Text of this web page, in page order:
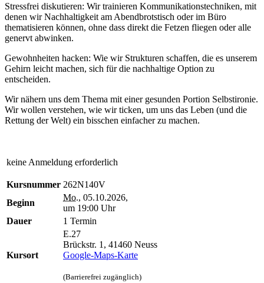
Stressfrei diskutieren: Wir trainieren Kommunikationstechniken, mit
denen wir Nachhaltigkeit am Abendbrotstisch oder im Büro
thematisieren können, ohne dass direkt die Fetzen fliegen oder alle
genervt abwinken.
Gewohnheiten hacken: Wie wir Strukturen schaffen, die es unserem
Gehirn leicht machen, sich für die nachhaltige Option zu
entscheiden.
Wir nähern uns dem Thema mit einer gesunden Portion Selbstironie.
Wir wollen verstehen, wie wir ticken, um uns das Leben (und die
Rettung der Welt) ein bisschen einfacher zu machen.
keine Anmeldung erforderlich
Kursnummer 262N140V
Beginn
Mo., 05.10.2026,
um 19:00 Uhr
Dauer
1 Termin
Kursort
E.27
Brückstr. 1, 41460 Neuss
Google-Maps-Karte
(Barrierefrei zugänglich)